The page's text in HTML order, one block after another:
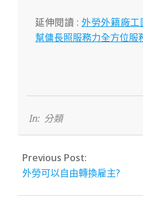
延伸閱讀 : 外勞外籍廠
幫傭長照服務力全方位服
15
In: 分類
Previous Post:
外勞可以自由轉換雇主?